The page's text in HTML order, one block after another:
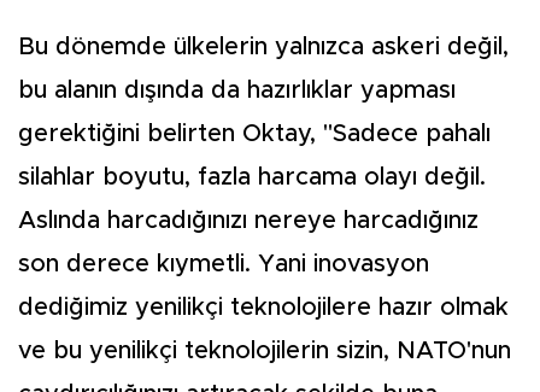
Bu dönemde ülkelerin yalnızca askeri değil,
bu alanın dışında da hazırlıklar yapması
gerektiğini belirten Oktay, "Sadece pahalı
silahlar boyutu, fazla harcama olayı değil.
Aslında harcadığınızı nereye harcadığınız
son derece kıymetli. Yani inovasyon
dediğimiz yenilikçi teknolojilere hazır olmak
ve bu yenilikçi teknolojilerin sizin, NATO'nun